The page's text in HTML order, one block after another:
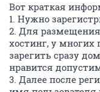
Вот краткая
1. Нужно
2. Для размещения
хостинг, у
зарегить сразу
нравится
3. Далее после